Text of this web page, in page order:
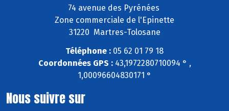
74 avenue des Pyrénées
Zone commerciale de l'Epinette
31220 Martres-Tolosane
Téléphone : 05 62 01 79 18
Coordonnées GPS :43,1972280710094 ° ,
1,00096604830171 °
Nous suivre sur